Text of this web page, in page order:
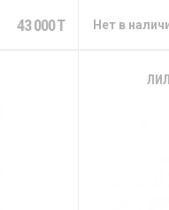
43 000 T Нет в